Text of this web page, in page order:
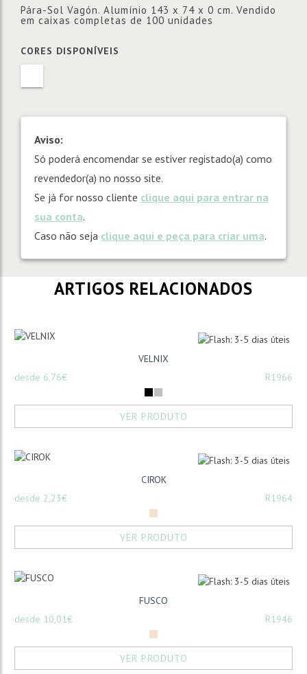
Pára-Sol Vagón. Alumínio 143 x 74 x 0 cm. Vendido
em caixas completas de 100 unidades
CORES DISPONÍVEIS
Aviso:
Só poderá encomendar se estiver registado(a) como
revendedor(a) no nosso site.
Se já for nosso cliente clique aqui para entrar na
sua conta.
Caso não seja clique aqui e peça para criar uma.
ARTIGOS RELACIONADOS
VELNIX
desde 6,76€
R1966
VER PRODUTO
CIROK
desde 2,23€
R1964
VER PRODUTO
FUSCO
desde 10,01€
R1946
VER PRODUTO